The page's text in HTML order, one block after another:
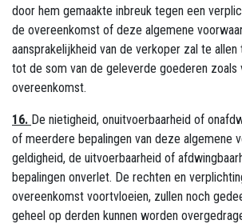
door hem gemaakte inbreuk tegen een
de overeenkomst of deze algemene
aansprakelijkheid van de verkoper zal te
tot de som van de geleverde goederen zoals
overeenkomst.
16. De nietigheid, onuitvoerbaarheid of
of meerdere bepalingen van deze algemene
geldigheid, de uitvoerbaarheid of
bepalingen onverlet. De rechten en
overeenkomst voortvloeien, zullen noch
geheel op derden kunnen worden